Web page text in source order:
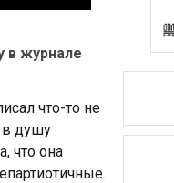
в журнале
что-то не
в душу
что она